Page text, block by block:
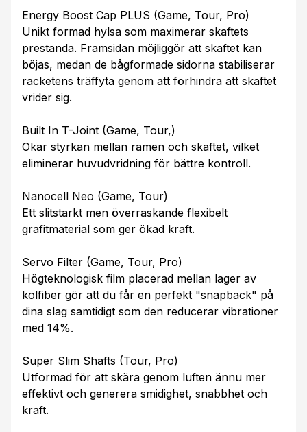
Energy Boost Cap PLUS (Game, Tour, Pro)
Unikt formad hylsa som maximerar skaftets
prestanda. Framsidan möjliggör att skaftet kan
böjas, medan de bågformade sidorna stabiliserar
racketens träffyta genom att förhindra att skaftet
vrider sig.
Built In T-Joint (Game, Tour,)
Ökar styrkan mellan ramen och skaftet, vilket
eliminerar huvudvridning för bättre kontroll.
Nanocell Neo (Game, Tour)
Ett slitstarkt men överraskande flexibelt
grafitmaterial som ger ökad kraft.
Servo Filter (Game, Tour, Pro)
Högteknologisk film placerad mellan lager av
kolfiber gör att du får en perfekt "snapback" på
dina slag samtidigt som den reducerar vibrationer
med 14%.
Super Slim Shafts (Tour, Pro)
Utformad för att skära genom luften ännu mer
effektivt och generera smidighet, snabbhet och
kraft.